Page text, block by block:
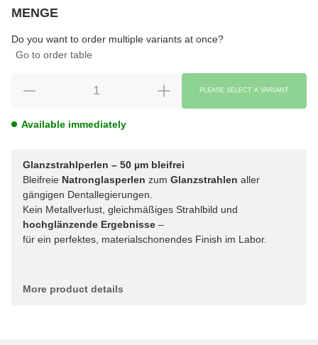
MENGE
Do you want to order multiple variants at once?
Go to order table
PLEASE SELECT A VARIANT
Available immediately
Glanzstrahlperlen – 50 µm bleifrei
Bleifreie Natronglasperlen zum Glanzstrahlen aller
gängigen Dentallegierungen.
Kein Metallverlust, gleichmäßiges Strahlbild und
hochglänzende Ergebnisse –
für ein perfektes, materialschonendes Finish im Labor.
More product details